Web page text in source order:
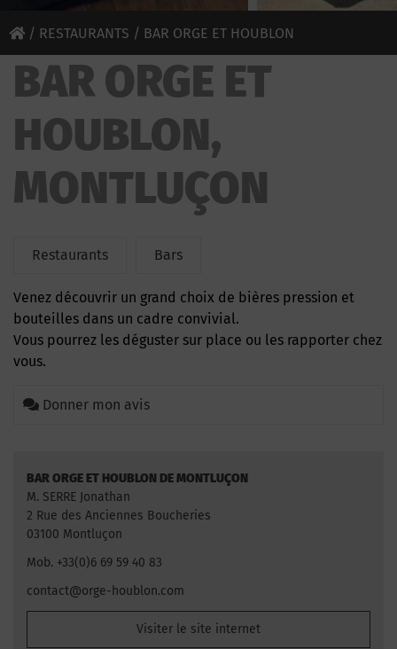
/ RESTAURANTS / BAR ORGE ET HOUBLON
BAR ORGE ET
HOUBLON,
MONTLUÇON
Restaurants Bars
Venez découvrir un grand choix de bières pression et
bouteilles dans un cadre convivial.
Vous pourrez les déguster sur place ou les rapporter chez
vous.
Donner mon avis
BAR ORGE ET HOUBLON DE MONTLUÇON
M. SERRE Jonathan
2 Rue des Anciennes Boucheries
03100 Montluçon
Mob. +33(0)6 69 59 40 83
contact@orge-houblon.com
Visiter le site internet